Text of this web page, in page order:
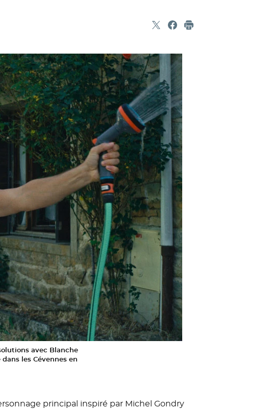
Partager sur X
- Nouvelle fenêtre
Partager sur Facebook
- Nouvelle fenêtre
Imprimer
avec Blanche
les Cévennes en
principal inspiré par Michel Gondry